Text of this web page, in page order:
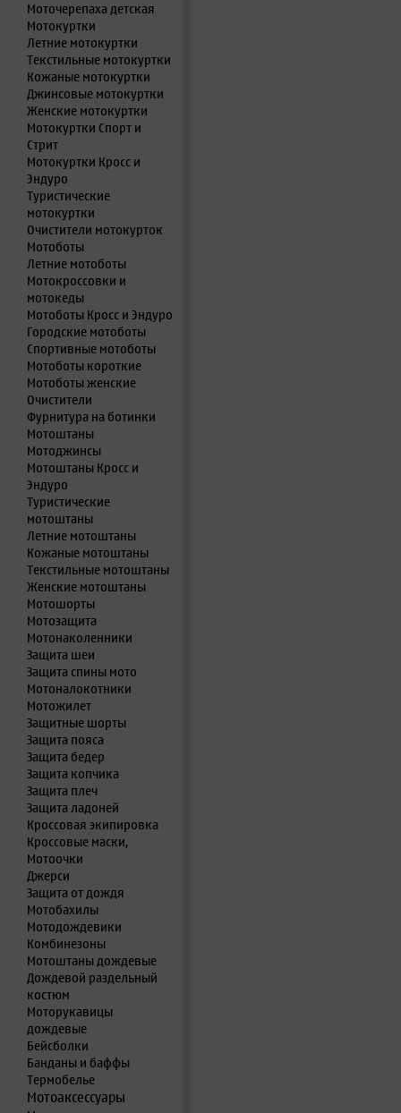
Моточерепаха детская
Мотокуртки
Летние мотокуртки
Текстильные мотокуртки
Кожаные мотокуртки
Джинсовые мотокуртки
Женские мотокуртки
Мотокуртки Спорт и
Стрит
Мотокуртки Кросс и
Эндуро
Туристические
мотокуртки
Очистители мотокурток
Мотоботы
Летние мотоботы
Мотокроссовки и
мотокеды
Мотоботы Кросс и Эндуро
Городские мотоботы
Спортивные мотоботы
Мотоботы короткие
Мотоботы женские
Очистители
Фурнитура на ботинки
Мотоштаны
Мотоджинсы
Мотоштаны Кросс и
Эндуро
Туристические
мотоштаны
Летние мотоштаны
Кожаные мотоштаны
Текстильные мотоштаны
Женские мотоштаны
Мотошорты
Мотозащита
Мотонаколенники
Защита шеи
Защита спины мото
Мотоналокотники
Мотожилет
Защитные шорты
Защита пояса
Защита бедер
Защита копчика
Защита плеч
Защита ладоней
Кроссовая экипировка
Кроссовые маски,
Мотоочки
Джерси
Защита от дождя
Мотобахилы
Мотодождевики
Комбинезоны
Мотоштаны дождевые
Дождевой раздельный
костюм
Моторукавицы
дождевые
Бейсболки
Банданы и баффы
Термобелье
Мотоаксессуары